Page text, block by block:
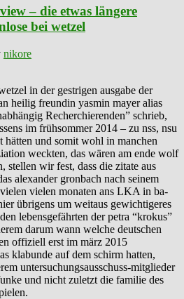
– die etwas längere
bei wetzel
nikore
in der gestrigen ausgabe der
heilig freundin yasmin mayer alias
Recherchierenden” schrieb,
im frühsommer 2014 – zu nss, nsu
und somit wohl in manchen
weckten, das wären am ende wolf
stellen wir fest, dass die zitate aus
alexander gronbach nach seinem
vielen monaten ans LKA in ba-
übrigens um weitaus gewichtigeres
lebensgefährten der petra “krokus”
darum wann welche deutschen
offiziell erst im märz 2015
klabunde auf dem schirm hatten,
untersuchungsausschuss-mitglieder
und nicht zuletzt die familie des